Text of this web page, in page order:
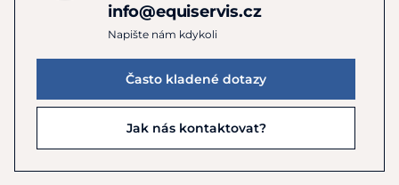
info@equiservis.cz
Napište nám kdykoli
Často kladené dotazy
Jak nás kontaktovat?